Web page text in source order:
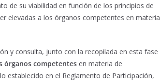
de su viabilidad en función de los principios de
elevadas a los órganos competentes en materia
y consulta, junto con la recopilada en esta fase
órganos competentes en materia de
establecido en el Reglamento de Participación,